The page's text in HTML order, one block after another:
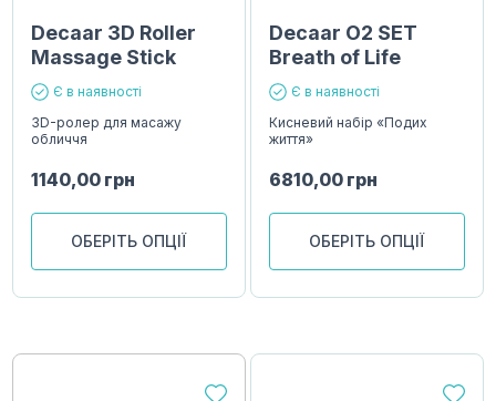
Decaar 3D Roller
Massage Stick
Є в наявності
3D-ролер для масажу
обличчя
1140,00 грн
ОБЕРІТЬ ОПЦІЇ
Decaar O2 SET
Breath of Life
Є в наявності
Кисневий набір «Подих
життя»
6810,00 грн
ОБЕРІТЬ ОПЦІЇ